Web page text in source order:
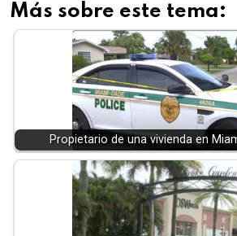
Más sobre este tema:
Propietario de una vivienda en